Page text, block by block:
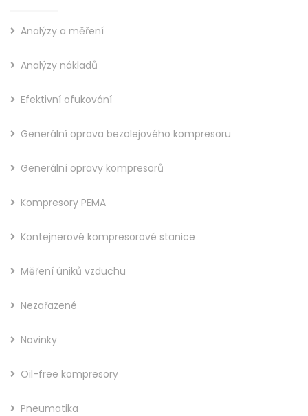
Analýzy a měření
Analýzy nákladů
Efektivní ofukování
Generální oprava bezolejového kompresoru
Generální opravy kompresorů
Kompresory PEMA
Kontejnerové kompresorové stanice
Měření úniků vzduchu
Nezařazené
Novinky
Oil-free kompresory
Pneumatika